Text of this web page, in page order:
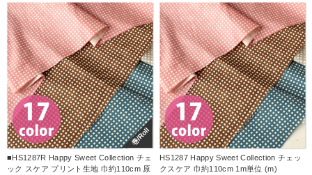
巻/Roll
■HS1287R Happy Sweet Collection チェ
ック スケア プリント生地 巾約110cm 原
HS1287 Happy Sweet Collection チェッ
クスケア 巾約110cm 1m単位 (m)